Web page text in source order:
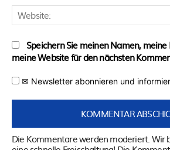
Speichern Sie meinen Namen, meine
meine Website für den nächsten
✉ Newsletter abonnieren und
Die Kommentare werden moderiert. Wir